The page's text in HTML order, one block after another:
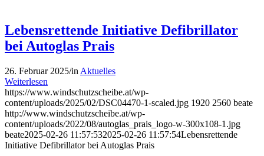
Lebensrettende Initiative Defibrillator
bei Autoglas Prais
26. Februar 2025/in Aktuelles
Weiterlesen
https://www.windschutzscheibe.at/wp-
content/uploads/2025/02/DSC04470-1-scaled.jpg 1920 2560 beate
http://www.windschutzscheibe.at/wp-
content/uploads/2022/08/autoglas_prais_logo-w-300x108-1.jpg
beate2025-02-26 11:57:532025-02-26 11:57:54Lebensrettende
Initiative Defibrillator bei Autoglas Prais